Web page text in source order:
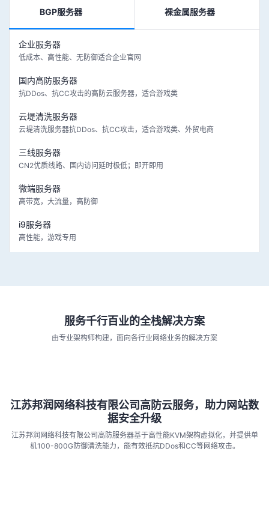
BGP服务器 裸金属服务器
企业服务器
低成本、高性能、无防御适合企业官网
国内高防服务器
抗DDos、抗CC攻击的高防云服务器，适合游戏类
云堤清洗服务器
云堤清洗服务器抗DDos、抗CC攻击，适合游戏类、外贸电商
三线服务器
CN2优质线路、国内访问延时极低；即开即用
微端服务器
高带宽，大流量，高防御
i9服务器
高性能，游戏专用
服务千行百业的全栈解决方案
由专业架构师构建，面向各行业网络业务的解决方案
江苏邦润网络科技有限公司高防云服务，助力网站数
据安全升级
江苏邦润网络科技有限公司高防服务器基于高性能KVM架构虚拟化，并提供单
机100-800G防御清洗能力，能有效抵抗DDos和CC等网络攻击。